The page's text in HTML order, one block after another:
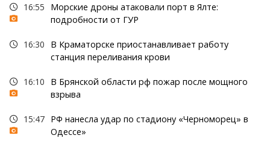
16:55
Морские дроны атаковали порт в Ялте:
подробности от ГУР
16:30
В Краматорске приостанавливает работу
станция переливания крови
16:10
В Брянской области рф пожар после мощного
взрыва
15:47 РФ нанесла удар по стадиону «Черноморец» в
Одессе»